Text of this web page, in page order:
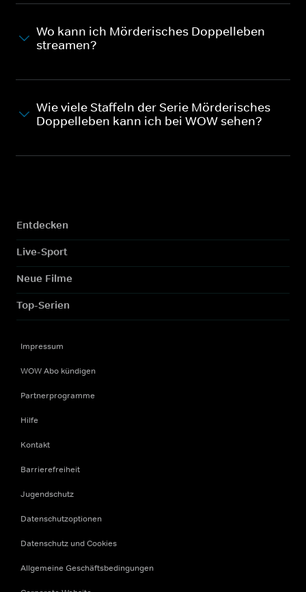
Wo kann ich Mörderisches Doppelleben
streamen?
Wie viele Staffeln der Serie Mörderisches
Doppelleben kann ich bei WOW sehen?
Entdecken
Live-Sport
Neue Filme
Top-Serien
Impressum
WOW Abo kündigen
Partnerprogramme
Hilfe
Kontakt
Barrierefreiheit
Jugendschutz
Datenschutzoptionen
Datenschutz und Cookies
Allgemeine Geschäftsbedingungen